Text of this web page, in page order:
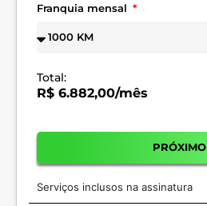
Franquia mensal
Total:
R$ 6.882,00/mês
PRÓXIMO
Serviços inclusos na assinatura